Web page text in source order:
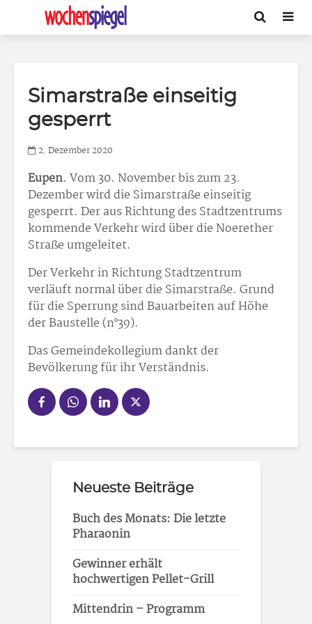
Simarstraße einseitig
gesperrt
2. Dezember 2020
Eupen. Vom 30. November bis zum 23.
Dezember wird die Simarstraße einseitig
gesperrt. Der aus Richtung des Stadtzentrums
kommende Verkehr wird über die Noerether
Straße umgeleitet.
Der Verkehr in Richtung Stadtzentrum
verläuft normal über die Simarstraße. Grund
für die Sperrung sind Bauarbeiten auf Höhe
der Baustelle (n°39).
Das Gemeindekollegium dankt der
Bevölkerung für ihr Verständnis.
Neueste Beiträge
Buch des Monats: Die letzte
Pharaonin
Gewinner erhält
hochwertigen Pellet-Grill
Mittendrin – Programm